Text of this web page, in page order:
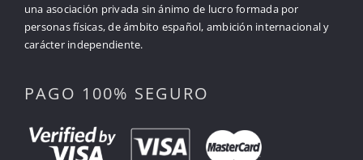
una asociación privada sin ánimo de lucro formada por
personas físicas, de ámbito español, ambición internacional y
carácter independiente.
PAGO 100% SEGURO